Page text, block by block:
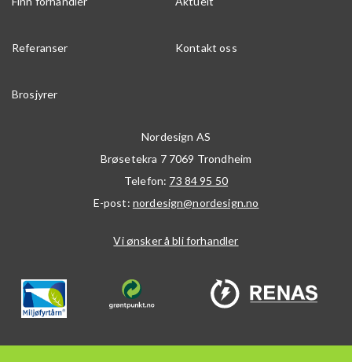
Referanser Kontakt oss
Brosjyrer
Nordesign AS
Brøsetekra 7 7069 Trondheim
Telefon: 73 84 95 50
E-post: nordesign@nordesign.no
Vi ønsker å bli forhandler